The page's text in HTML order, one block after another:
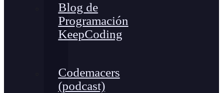
Blog de
Programación
KeepCoding
Codemacers
(podcast)